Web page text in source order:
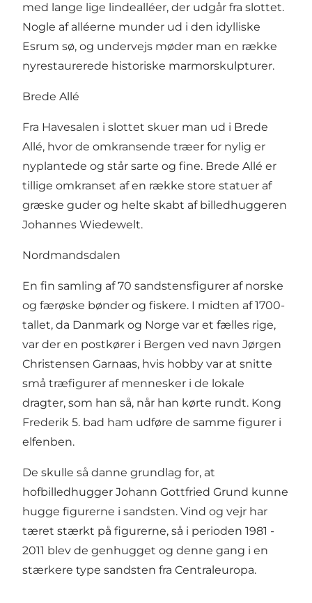
med lange lige lindealléer, der udgår fra slottet.
Nogle af alléerne munder ud i den idylliske
Esrum sø, og undervejs møder man en række
nyrestaurerede historiske marmorskulpturer.
Brede Allé
Fra Havesalen i slottet skuer man ud i Brede
Allé, hvor de omkransende træer for nylig er
nyplantede og står sarte og fine. Brede Allé er
tillige omkranset af en række store statuer af
græske guder og helte skabt af billedhuggeren
Johannes Wiedewelt.
Nordmandsdalen
En fin samling af 70 sandstensfigurer af norske
og færøske bønder og fiskere. I midten af 1700-
tallet, da Danmark og Norge var et fælles rige,
var der en postkører i Bergen ved navn Jørgen
Christensen Garnaas, hvis hobby var at snitte
små træfigurer af mennesker i de lokale
dragter, som han så, når han kørte rundt. Kong
Frederik 5. bad ham udføre de samme figurer i
elfenben.
De skulle så danne grundlag for, at
hofbilledhugger Johann Gottfried Grund kunne
hugge figurerne i sandsten. Vind og vejr har
tæret stærkt på figurerne, så i perioden 1981 -
2011 blev de genhugget og denne gang i en
stærkere type sandsten fra Centraleuropa.